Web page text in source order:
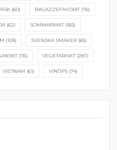
(60) RAGAZZEFAVORIT(76)
(62) SOMMARMAT(165)
(128) SVENSKA SMAKER(65)
(76) VEGETARISKT(287)
VIETNAM (61) VINTIPS (74)